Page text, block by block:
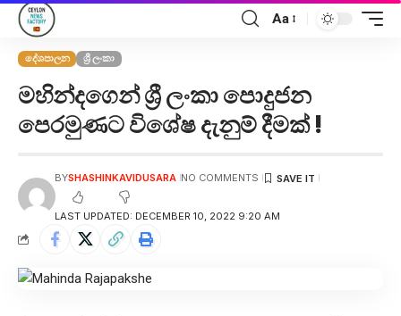
Aa
දේශපාලන ශ්‍රී ලංකා
මහින්දගෙන් ශ්‍රී ලංකා පොදුජන
පෙරමුණට විශේෂ දැනුම් දීමක් !
LAST UPDATED: DECEMBER 10, 2022 9:20 AM
BYSHASHINKAVIDUSARA NO COMMENTS